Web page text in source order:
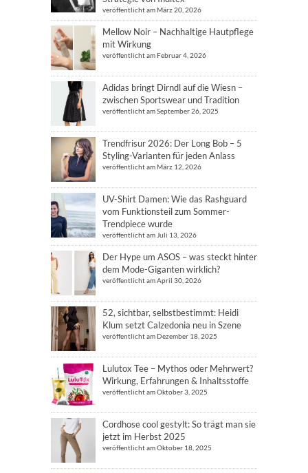
veröffentlicht am März 20, 2026
Mellow Noir – Nachhaltige Hautpflege
mit Wirkung
veröffentlicht am Februar 4, 2026
Adidas bringt Dirndl auf die Wiesn –
zwischen Sportswear und Tradition
veröffentlicht am September 26, 2025
Trendfrisur 2026: Der Long Bob – 5
Styling-Varianten für jeden Anlass
veröffentlicht am März 12, 2026
UV-Shirt Damen: Wie das Rashguard
vom Funktionsteil zum Sommer-
Trendpiece wurde
veröffentlicht am Juli 13, 2026
Der Hype um ASOS – was steckt hinter
dem Mode-Giganten wirklich?
veröffentlicht am April 30, 2026
52, sichtbar, selbstbestimmt: Heidi
Klum setzt Calzedonia neu in Szene
veröffentlicht am Dezember 18, 2025
Lulutox Tee – Mythos oder Mehrwert?
Wirkung, Erfahrungen & Inhaltsstoffe
veröffentlicht am Oktober 3, 2025
Cordhose cool gestylt: So trägt man sie
jetzt im Herbst 2025
veröffentlicht am Oktober 18, 2025